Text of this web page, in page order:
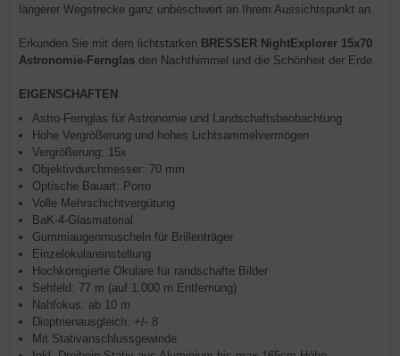
längerer Wegstrecke ganz unbeschwert an Ihrem Aussichtspunkt an.
Erkunden Sie mit dem lichtstarken BRESSER NightExplorer 15x70
Astronomie-Fernglas den Nachthimmel und die Schönheit der Erde.
EIGENSCHAFTEN
Astro-Fernglas für Astronomie und Landschaftsbeobachtung
Hohe Vergrößerung und hohes Lichtsammelvermögen
Vergrößerung: 15x
Objektivdurchmesser: 70 mm
Optische Bauart: Porro
Volle Mehrschichtvergütung
BaK-4-Glasmaterial
Gummiaugenmuscheln für Brillenträger
Einzelokulareinstellung
Hochkorrigierte Okulare für randschafte Bilder
Sehfeld: 77 m (auf 1.000 m Entfernung)
Nahfokus: ab 10 m
Dioptrienausgleich: +/- 8
Mit Stativanschlussgewinde